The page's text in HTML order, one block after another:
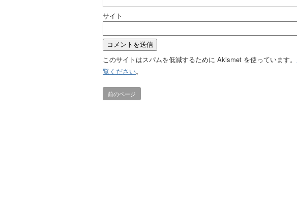
サイト
このサイトはスパムを低減するために Akismet を使っています。
覧ください。
前のページ